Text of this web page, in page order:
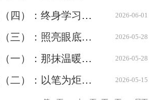
2026-06-01
“旦园枫红”征文（四）：终身学习绘晚晴，科学精神旦苑传
2026-05-28
“旦园枫红”征文（三）：照亮眼底的明灯——怀念王文吉老师
2026-05-28
“旦园枫红”征文（一）：那抹温暖的“余光”
2026-05-15
“旦园枫红”征文（二）：以笔为炬守初心 一生践行“五老”魂